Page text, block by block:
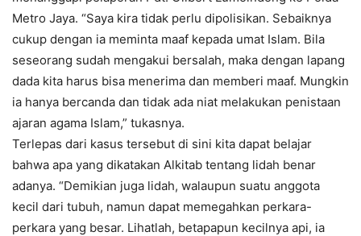
Metro Jaya. “Saya kira tidak perlu dipolisikan. Sebaiknya
cukup dengan ia meminta maaf kepada umat Islam. Bila
seseorang sudah mengakui bersalah, maka dengan lapang
dada kita harus bisa menerima dan memberi maaf. Mungkin
ia hanya bercanda dan tidak ada niat melakukan penistaan
ajaran agama Islam,” tukasnya.
Terlepas dari kasus tersebut di sini kita dapat belajar
bahwa apa yang dikatakan Alkitab tentang lidah benar
adanya. “Demikian juga lidah, walaupun suatu anggota
kecil dari tubuh, namun dapat memegahkan perkara-
perkara yang besar. Lihatlah, betapapun kecilnya api, ia